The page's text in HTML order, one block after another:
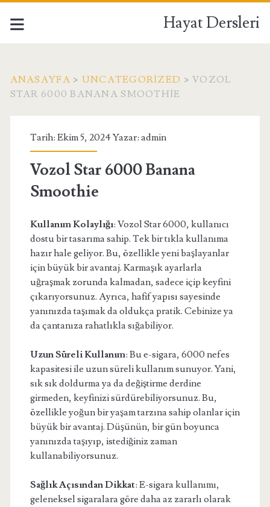
Hayat Dersleri
ANASAYFA > UNCATEGORIZED >VOZOL
STAR 6000 BANANA SMOOTHIE
Tarih: Ekim 5, 2024 Yazar: admin
Vozol Star 6000 Banana
Smoothie
Kullanım Kolaylığı: Vozol Star 6000, kullanıcı
dostu bir tasarıma sahip. Tek bir tıkla kullanıma
hazır hale geliyor. Bu, özellikle yeni başlayanlar
için büyük bir avantaj. Karmaşık ayarlarla
uğraşmak zorunda kalmadan, sadece içip keyfini
çıkarıyorsunuz. Ayrıca, hafif yapısı sayesinde
yanınızda taşımak da oldukça pratik. Cebinize ya
da çantanıza rahatlıkla sığabiliyor.
Uzun Süreli Kullanım: Bu e-sigara, 6000 nefes
kapasitesi ile uzun süreli kullanım sunuyor. Yani,
sık sık doldurma ya da değiştirme derdine
girmeden, keyfinizi sürdürebiliyorsunuz. Bu,
özellikle yoğun bir yaşam tarzına sahip olanlar için
büyük bir avantaj. Düşünün, bir gün boyunca
yanınızda taşıyıp, istediğiniz zaman
kullanabiliyorsunuz.
Sağlık Açısından Dikkat: E-sigara kullanımı,
geleneksel sigaralara göre daha az zararlı olarak